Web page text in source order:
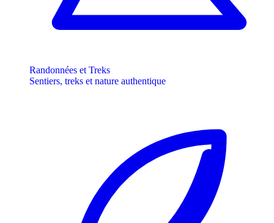
Randonnées et Treks
Sentiers, treks et nature authentique